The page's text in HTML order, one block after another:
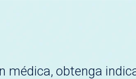
médica, obtenga